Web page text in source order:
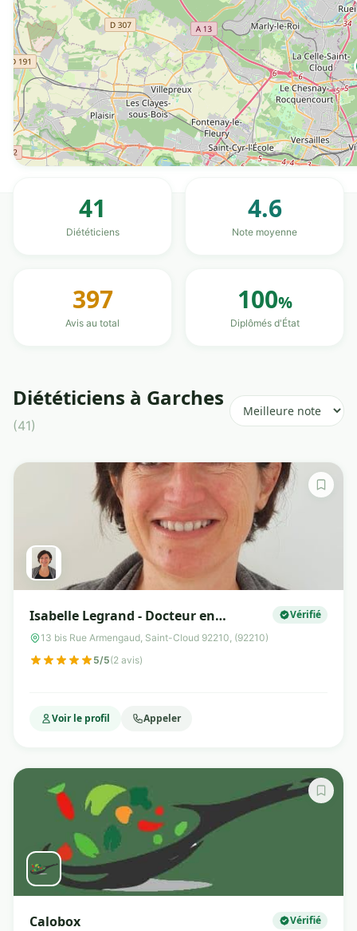
41
Diététiciens
4.6
Note moyenne
397
Avis au total
100%
Diplômés d'État
Diététiciens à Garches
(41)
Isabelle Legrand - Docteur en
Pharmacie - Nutrition et Diététique -
Analyse Microbiote - Luxopuncture -
Vérifié
13 bis Rue Armengaud, Saint-Cloud 92210, (92210)
5/5(2 avis)
Voir le profil Appeler
Calobox Vérifié